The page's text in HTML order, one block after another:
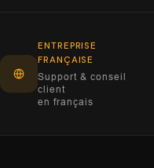
ENTREPRISE
FRANÇAISE
Support & conseil
client
en français